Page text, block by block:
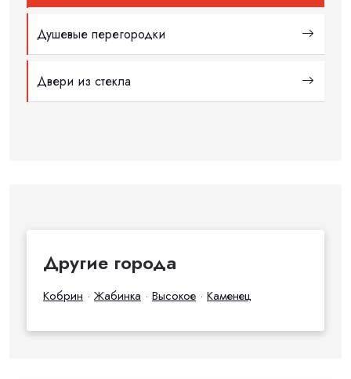
Душевые перегородки
Двери из стекла
Другие города
Кобрин · Жабинка · Высокое · Каменец